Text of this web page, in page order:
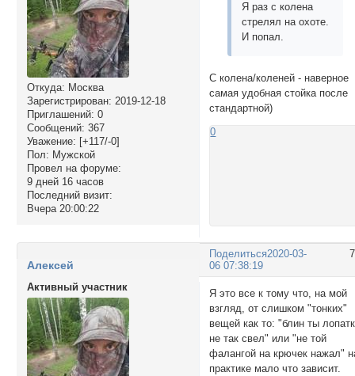
Откуда: Москва
Зарегистрирован: 2019-12-18
Приглашений: 0
Сообщений: 367
Уважение: [+117/-0]
Пол: Мужской
Провел на форуме:
9 дней 16 часов
Последний визит:
Вчера 20:00:22
Я раз с колена
стрелял на охоте.
И попал.
С колена/коленей - наверное
самая удобная стойка после
стандартной)
0
Поделиться2020-03-
06 07:38:19
Алексей
Активный участник
Я это все к тому что, на мой
взгляд, от слишком "тонких"
вещей как то: "блин ты
не так свел" или "не той
фалангой на крючек нажал"
практике мало что зависит.